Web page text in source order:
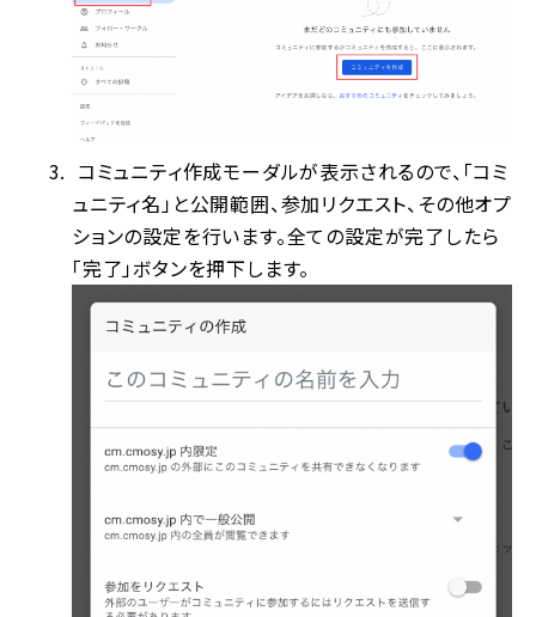
コミュニティ作成モーダルが表示されるので、「コミ
ュニティ名」と公開範囲、参加リクエスト、その他オプ
ションの設定を行います。全ての設定が完了したら
「完了」ボタンを押下します。